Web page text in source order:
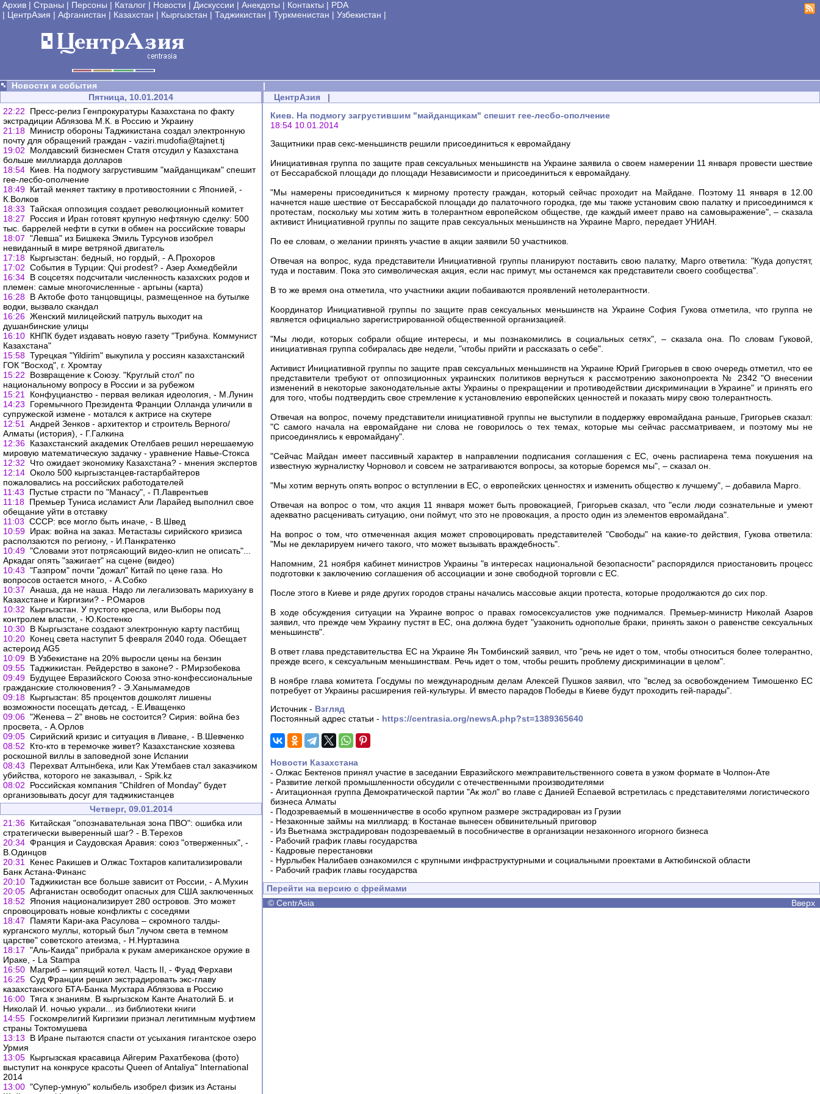
Архив | Страны | Персоны | Каталог | Новости | Дискуссии | Анекдоты | Контакты | PDA
| ЦентрАзия | Афганистан | Казахстан | Кыргызстан | Таджикистан | Туркменистан | Узбекистан |
Новости и события
|
Пятница, 10.01.2014
22:22
Пресс-релиз Генпрокуратуры Казахстана по факту
экстрадиции Аблязова М.К. в Россию и Украину
21:18 Министр обороны Таджикистана создал электронную
почту для обращений граждан - vaziri.mudofia@tajnet.tj
19:02
Молдавский бизнесмен Статя отсудил у Казахстана
больше миллиарда долларов
18:54 Киев. На подмогу загрустившим "майданщикам" спешит
гее-лесбо-ополчение
18:49 Китай меняет тактику в противостоянии с Японией, -
К.Волков
18:33 Тайская оппозиция создает революционный комитет
18:27
Россия и Иран готовят крупную нефтяную сделку: 500
тыс. баррелей нефти в сутки в обмен на российские товары
18:07 "Левша" из Бишкека Эмиль Турсунов изобрел
невиданный в мире ветряной двигатель
17:18 Кыргызстан: бедный, но гордый, - А.Прохоров
17:02 События в Турции: Qui prodest? - Азер Ахмедбейли
16:34 В соцсетях подсчитали численность казахских родов и
племен: самые многочисленные - аргыны (карта)
16:28 В Актобе фото танцовщицы, размещенное на бутылке
водки, вызвало скандал
16:26 Женский милицейский патруль выходит на
душанбинские улицы
16:10 КНПК будет издавать новую газету "Трибуна. Коммунист
Казахстана"
15:58 Турецкая "Yildirim" выкупила у россиян казахстанский
ГОК "Восход", г. Хромтау
15:22
Возвращение к Союзу. "Круглый стол" по
национальному вопросу в России и за рубежом
15:21
Конфуцианство - первая великая идеология, - М.Лунин
14:23
Горемычного Президента Франции Олланда уличили в
супружеской измене - мотался к актрисе на скутере
12:51
Андрей Зенков - архитектор и строитель Верного/
Алматы (история), - Г.Галкина
12:36 Казахстанский академик Отелбаев решил нерешаемую
мировую математическую задачку - уравнение Навье-Стокса
12:32
Что ожидает экономику Казахстана? - мнения экспертов
12:14 Около 500 кыргызстанцев-гастарбайтеров
пожаловались на российских работодателей
11:43
Пустые страсти по "Манасу", - П.Лаврентьев
11:18 Премьер Туниса исламист Али Ларайед выполнил свое
обещание уйти в отставку
11:03 СССР: все могло быть иначе, - В.Швед
10:59 Ирак: война на заказ. Метастазы сирийского кризиса
расползаются по региону, - И.Панкратенко
10:49 "Словами этот потрясающий видео-клип не описать"...
Аркадаг опять "зажигает" на сцене (видео)
10:43 "Газпром" почти "дожал" Китай по цене газа. Но
вопросов остается много, - А.Собко
10:37 Анаша, да не наша. Надо ли легализовать марихуану в
Казахстане и Киргизии? - Р.Омаров
10:32
Кыргызстан. У пустого кресла, или Выборы под
контролем власти, - Ю.Костенко
10:30 В Кыргызстане создают электронную карту пастбищ
10:20 Конец света наступит 5 февраля 2040 года. Обещает
астероид AG5
10:09 В Узбекистане на 20% выросли цены на бензин
09:55 Таджикистан. Рейдерство в законе? - Р.Мирзобекова
09:49 Будущее Евразийского Союза этно-конфессиональные
гражданские столкновения? - Э.Ханымамедов
09:18 Кыргызстан: 85 процентов дошколят лишены
возможности посещать детсад, - Е.Иващенко
09:06 "Женева – 2" вновь не состоится? Сирия: война без
просвета, - А.Орлов
09:05 Сирийский кризис и ситуация в Ливане, - В.Шевченко
08:52
Кто-кто в теремочке живет? Казахстанские хозяева
роскошной виллы в заповедной зоне Испании
08:43
Перехват Алтынбека, или Как Утембаев стал заказчиком
убийства, которого не заказывал, - Spik.kz
08:02
Российская компания "Children of Monday" будет
организовывать досуг для таджикистанцев
Четверг, 09.01.2014
21:36 Китайская "опознавательная зона ПВО": ошибка или
стратегически выверенный шаг? - В.Терехов
20:34 Франция и Саудовская Аравия: союз "отверженных", -
В.Одинцов
20:31
Кенес Ракишев и Олжас Тохтаров капитализировали
Банк Астана-Финанс
20:10 Таджикистан все больше зависит от России, - А.Мухин
20:05 Афганистан освободит опасных для США заключенных
18:52
Япония национализирует 280 островов. Это может
спровоцировать новые конфликты с соседями
18:47
Памяти Кари-ака Расулова – скромного талды-
курганского муллы, который был "лучом света в темном
царстве" советского атеизма, - Н.Нуртазина
18:17 "Аль-Каида" прибрала к рукам американское оружие в
Ираке, - La Stampa
16:50 Магриб – кипящий котел. Часть II, - Фуад Ферхави
16:25 Суд Франции решил экстрадировать экс-главу
казахстанского БТА-Банка Мухтара Аблязова в Россию
16:00 Тяга к знаниям. В кыргызском Канте Анатолий Б. и
Николай И. ночью украли... из библиотеки книги
14:55 Госкомрелигий Киргизии признал легитимным муфтием
страны Токтомушева
13:13
В Иране пытаются спасти от усыхания гигантское озеро
Урмия
13:05 Кыргызская красавица Айгерим Рахатбекова (фото)
выступит на конкрусе красоты Queen of Antaliya" International
2014
13:00 "Супер-умную" колыбель изобрел физик из Астаны
ЦентрАзия |
Киев. На подмогу загрустившим "майданщикам" спешит гее-лесбо-ополчение
18:54 10.01.2014
Защитники прав секс-меньшинств решили присоединиться к евромайдану
Инициативная группа по защите прав сексуальных меньшинств на Украине заявила о своем намерении 11 января провести шествие
от Бессарабской площади до площади Независимости и присоединиться к евромайдану.
"Мы намерены присоединиться к мирному протесту граждан, который сейчас проходит на Майдане. Поэтому 11 января в 12.00
начнется наше шествие от Бессарабской площади до палаточного городка, где мы также установим свою палатку и присоединимся к
протестам, поскольку мы хотим жить в толерантном европейском обществе, где каждый имеет право на самовыражение", – сказала
активист Инициативной группы по защите прав сексуальных меньшинств на Украине Марго, передает УНИАН.
По ее словам, о желании принять участие в акции заявили 50 участников.
Отвечая на вопрос, куда представители Инициативной группы планируют поставить свою палатку, Марго ответила: "Куда допустят,
туда и поставим. Пока это символическая акция, если нас примут, мы останемся как представители своего сообщества".
В то же время она отметила, что участники акции побаиваются проявлений нетолерантности.
Координатор Инициативной группы по защите прав сексуальных меньшинств на Украине София Гукова отметила, что группа не
является официально зарегистрированной общественной организацией.
"Мы люди, которых собрали общие интересы, и мы познакомились в социальных сетях", – сказала она. По словам Гуковой,
инициативная группа собиралась две недели, "чтобы прийти и рассказать о себе".
Активист Инициативной группы по защите прав сексуальных меньшинств на Украине Юрий Григорьев в свою очередь отметил, что ее
представители требуют от оппозиционных украинских политиков вернуться к рассмотрению законопроекта № 2342 "О внесении
изменений в некоторые законодательные акты Украины о прекращении и противодействии дискриминации в Украине" и принять его
для того, чтобы подтвердить свое стремление к установлению европейских ценностей и показать миру свою толерантность.
Отвечая на вопрос, почему представители инициативной группы не выступили в поддержку евромайдана раньше, Григорьев сказал:
"С самого начала на евромайдане ни слова не говорилось о тех темах, которые мы сейчас рассматриваем, и поэтому мы не
присоединялись к евромайдану".
"Сейчас Майдан имеет пассивный характер в направлении подписания соглашения с ЕС, очень распиарена тема покушения на
известную журналистку Чорновол и совсем не затрагиваются вопросы, за которые боремся мы", – сказал он.
"Мы хотим вернуть опять вопрос о вступлении в ЕС, о европейских ценностях и изменить общество к лучшему", – добавила Марго.
Отвечая на вопрос о том, что акция 11 января может быть провокацией, Григорьев сказал, что "если люди сознательные и умеют
адекватно расценивать ситуацию, они поймут, что это не провокация, а просто один из элементов евромайдана".
На вопрос о том, что отмеченная акция может спровоцировать представителей "Свободы" на какие-то действия, Гукова ответила:
"Мы не декларируем ничего такого, что может вызывать враждебность".
Напомним, 21 ноября кабинет министров Украины "в интересах национальной безопасности" распорядился приостановить процесс
подготовки к заключению соглашения об ассоциации и зоне свободной торговли с ЕС.
После этого в Киеве и ряде других городов страны начались массовые акции протеста, которые продолжаются до сих пор.
В ходе обсуждения ситуации на Украине вопрос о правах гомосексуалистов уже поднимался. Премьер-министр Николай Азаров
заявил, что прежде чем Украину пустят в ЕС, она должна будет "узаконить однополые браки, принять закон о равенстве сексуальных
меньшинств".
В ответ глава представительства ЕС на Украине Ян Томбинский заявил, что "речь не идет о том, чтобы относиться более толерантно,
прежде всего, к сексуальным меньшинствам. Речь идет о том, чтобы решить проблему дискриминации в целом".
В ноябре глава комитета Госдумы по международным делам Алексей Пушков заявил, что "вслед за освобождением Тимошенко ЕС
потребует от Украины расширения гей-культуры. И вместо парадов Победы в Киеве будут проходить гей-парады".
Источник - Взгляд
Постоянный адрес статьи - https://centrasia.org/newsA.php?st=1389365640
Новости Казахстана
- Олжас Бектенов принял участие в заседании Евразийского межправительственного совета в узком формате в Чолпон-Ате
- Развитие легкой промышленности обсудили с отечественными производителями
- Агитационная группа Демократической партии "Ак жол" во главе с Данией Еспаевой встретилась с представителями логистического
бизнеса Алматы
- Подозреваемый в мошенничестве в особо крупном размере экстрадирован из Грузии
- Незаконные займы на миллиард: в Костанае вынесен обвинительный приговор
- Из Вьетнама экстрадирован подозреваемый в пособничестве в организации незаконного игорного бизнеса
- Рабочий график главы государства
- Кадровые перестановки
- Нурлыбек Налибаев ознакомился с крупными инфраструктурными и социальными проектами в Актюбинской области
- Рабочий график главы государства
Перейти на версию с фреймами
© CentrAsia Вверх